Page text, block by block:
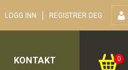
LOGG INN REGISTRER DEG
0
KONTAKT